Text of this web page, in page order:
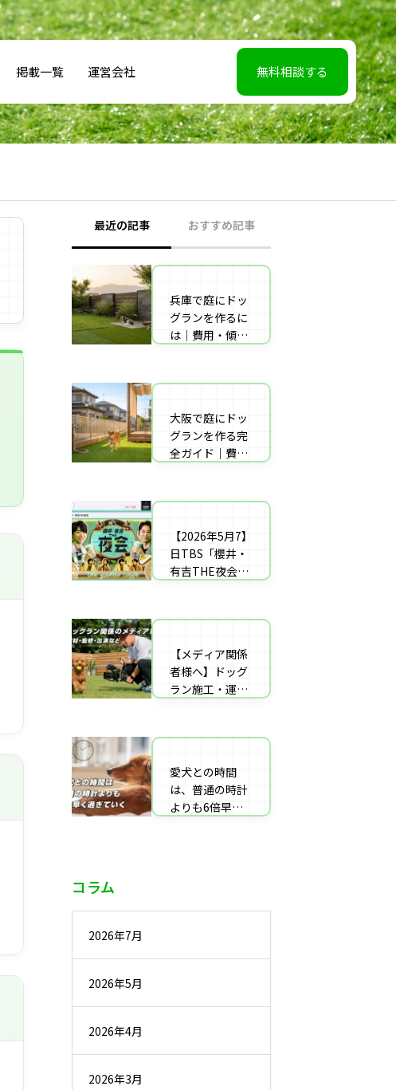
掲載一覧 運営会社 無料相談する
最近の記事 おすすめ記事
兵庫で庭にドッ
グランを作るに
は｜費用・傾斜
戸〜播磨・淡
大阪で庭にドッ
グランを作る完
全ガイド｜費用
【エリア対応】
【2026年5月7】
日TBS「櫻井・
有吉THE夜会」
さんのご実家の
を施工
【メディア関係
者様へ】ドッグ
ラン施工・運営
材・出演・執筆
愛犬との時間
は、普通の時計
よりも6倍早く
【2026年5月7】
日TBS「櫻井・
有吉THE夜会」
さんのご実家の
を施工
庭にドッグラン
をDIY！初心者
でもプロ級に仕
アル
自宅の庭にドッ
グラン計画の完
全ガイド：DIY
デメリット）を
コラム
2026年7月
2026年5月
2026年4月
2026年3月